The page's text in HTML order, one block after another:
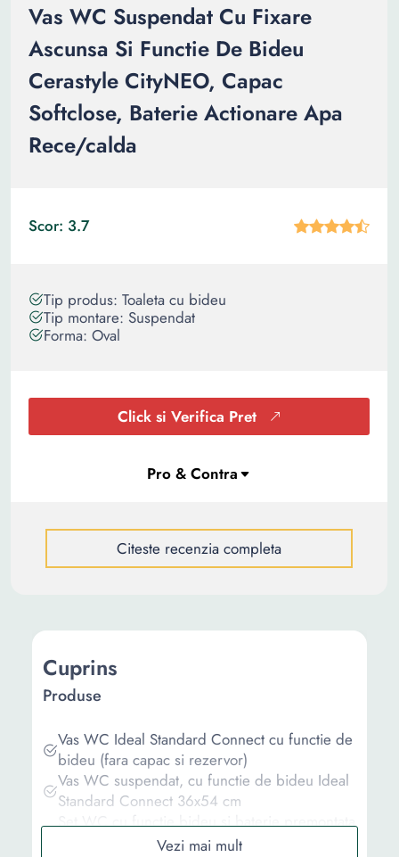
Vas WC Suspendat Cu Fixare
Ascunsa Si Functie De Bideu
Cerastyle CityNEO, Capac
Softclose, Baterie Actionare Apa
Rece/calda
Scor: 3.7
Tip produs: Toaleta cu bideu
Tip montare: Suspendat
Forma: Oval
Click si Verifica Pret
Citeste recenzia completa
Cuprins
Produse
Vas WC Ideal Standard Connect cu functie de
bideu (fara capac si rezervor)
Vas WC suspendat, cu functie de bideu Ideal
Standard Connect 36x54 cm
Set WC cu functie bideu si baterie premontata
Cerastyle Noura back-to-wall, capac softclose